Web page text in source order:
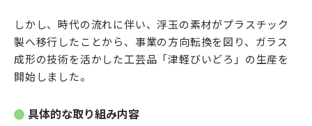
しかし、時代の流れに伴い、浮玉の素材がプラスチック
製へ移行したことから、事業の方向転換を図り、ガラス
成形の技術を活かした工芸品「津軽びいどろ」の生産を
開始しました。
具体的な取り組み内容